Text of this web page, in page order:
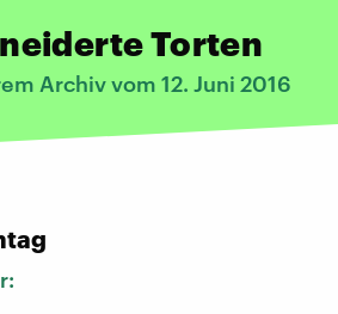
Torten
Archiv vom 12. Juni 2016